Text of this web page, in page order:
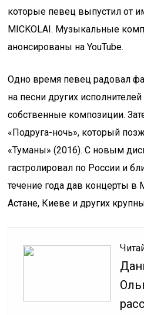
которые певец выпустил от
MICKOLAI. Музыкальные
анонсированы на YouTube.
Одно время певец радовал
на песни других
собственные композиции.
«Подруга-ночь», который
«Туманы» (2016). С новым
гастролировал по России и
течение года дав концерты в
Астане, Киеве и других